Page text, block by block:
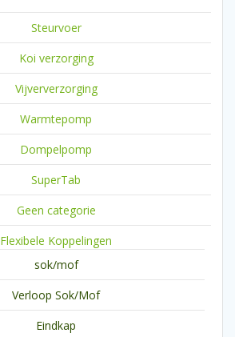
Steurvoer
Koi verzorging
Vijververzorging
Warmtepomp
Dompelpomp
SuperTab
Geen categorie
Flexibele Koppelingen
sok/mof
Verloop Sok/Mof
Eindkap